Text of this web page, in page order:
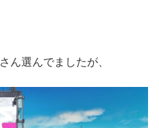
ん選んでましたが、